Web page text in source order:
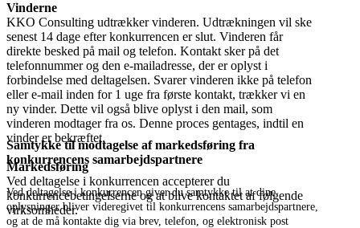
Vinderne
KKO Consulting udtrækker vinderen. Udtrækningen vil ske
senest 14 dage efter konkurrencen er slut. Vinderen får
direkte besked på mail og telefon. Kontakt sker på det
telefonnummer og den e-mailadresse, der er oplyst i
forbindelse med deltagelsen. Svarer vinderen ikke på telefon
eller e-mail inden for 1 uge fra første kontakt, trækker vi en
ny vinder. Dette vil også blive oplyst i den mail, som
vinderen modtager fra os. Denne proces gentages, indtil en
vinder er bekræftet.
Markedsføring
Ved deltagelse i konkurrencen accepterer du
konkurrencebetingelserne og at blive kontaktet af følgende
virksomheder.
Samtykke til modtagelse af markedsføring fra
konkurrencens samarbejdspartnere
Ved deltagelse i konkurrencen giver du samtykke til at dine
oplysninger bliver videregivet til konkurrencens samarbejdspartnere,
og at de må kontakte dig via brev, telefon, og elektronisk post